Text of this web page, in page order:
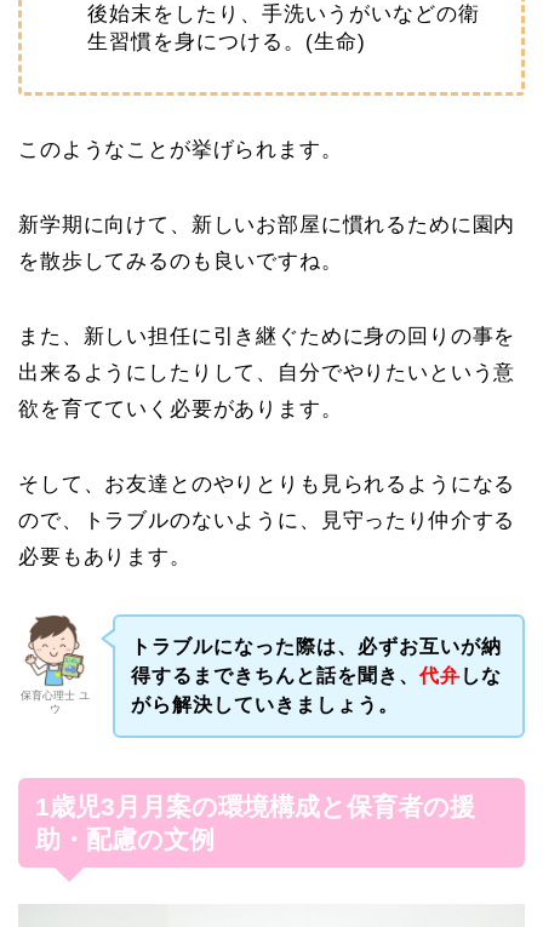
後始末をしたり、手洗いうがいなどの衛
生習慣を身につける。(生命)
このようなことが挙げられます。
新学期に向けて、新しいお部屋に慣れるために園内
を散歩してみるのも良いですね。
また、新しい担任に引き継ぐために身の回りの事を
出来るようにしたりして、自分でやりたいという意
欲を育てていく必要があります。
そして、お友達とのやりとりも見られるようになる
ので、トラブルのないように、見守ったり仲介する
必要もあります。
保育心理士 ユ
ウ
トラブルになった際は、必ずお互いが納
得するまできちんと話を聞き、代弁 しな
がら解決していきましょう。
1歳児3月月案の環境構成と保育者の援
助・配慮の文例